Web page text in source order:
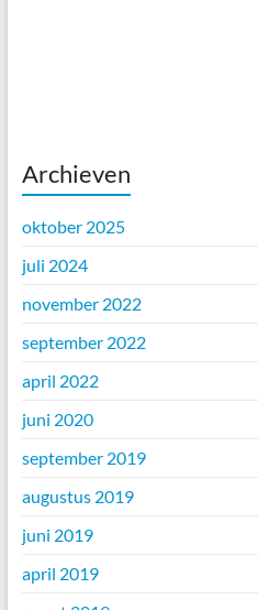
Archieven
oktober 2025
juli 2024
november 2022
september 2022
april 2022
juni 2020
september 2019
augustus 2019
juni 2019
april 2019